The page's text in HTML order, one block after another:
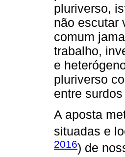
pluriverso,
não escutar
comum
trabalho,
e
pluriverso
entre
A aposta
situadas e
2016) de